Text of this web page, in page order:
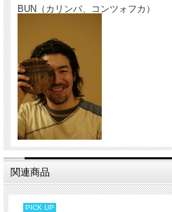
BUN（カリンバ、コンツォフカ）
関連商品
PICK UP